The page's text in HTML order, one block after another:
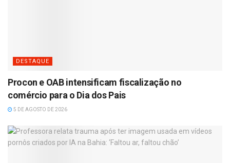
DESTAQUE
Procon e OAB intensificam fiscalização no
comércio para o Dia dos Pais
5 DE AGOSTO DE 2026